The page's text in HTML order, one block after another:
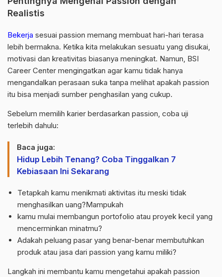
Realistis
Bekerja sesuai passion memang membuat hari-hari terasa
lebih bermakna. Ketika kita melakukan sesuatu yang disukai,
motivasi dan kreativitas biasanya meningkat. Namun, BSI
Career Center mengingatkan agar kamu tidak hanya
mengandalkan perasaan suka tanpa melihat apakah passion
itu bisa menjadi sumber penghasilan yang cukup.
Sebelum memilih karier berdasarkan passion, coba uji
terlebih dahulu:
Baca juga:
Hidup Lebih Tenang? Coba Tinggalkan 7
Kebiasaan Ini Sekarang
Tetapkah kamu menikmati aktivitas itu meski tidak
menghasilkan uang?Mampukah
kamu mulai membangun portofolio atau proyek kecil yang
mencerminkan minatmu?
Adakah peluang pasar yang benar-benar membutuhkan
produk atau jasa dari passion yang kamu miliki?
Langkah ini membantu kamu mengetahui apakah passion